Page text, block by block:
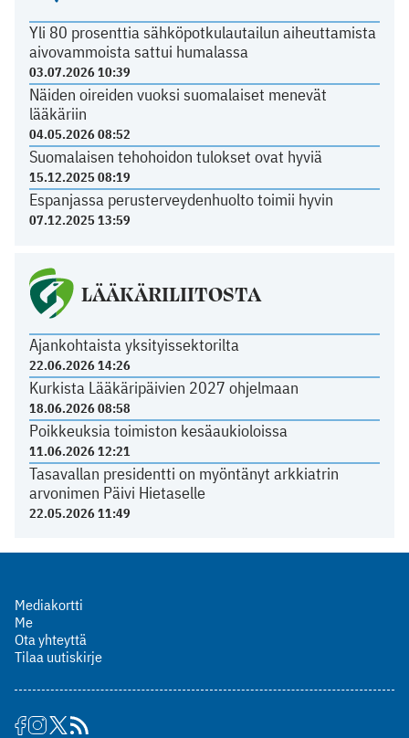
Yli 80 prosenttia sähköpotkulautailun aiheuttamista
aivovammoista sattui humalassa
03.07.2026 10:39
Näiden oireiden vuoksi suomalaiset menevät
lääkäriin
04.05.2026 08:52
Suomalaisen tehohoidon tulokset ovat hyviä
15.12.2025 08:19
Espanjassa perusterveydenhuolto toimii hyvin
07.12.2025 13:59
LÄÄKÄRILIITOSTA
Ajankohtaista yksityissektorilta
22.06.2026 14:26
Kurkista Lääkäripäivien 2027 ohjelmaan
18.06.2026 08:58
Poikkeuksia toimiston kesäaukioloissa
11.06.2026 12:21
Tasavallan presidentti on myöntänyt arkkiatrin
arvonimen Päivi Hietaselle
22.05.2026 11:49
Mediakortti
Me
Ota yhteyttä
Tilaa uutiskirje